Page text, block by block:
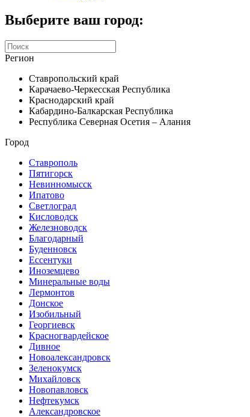
Выберите ваш город:
Регион
Ставропольский край
Карачаево-Черкесская Республика
Краснодарский край
Кабардино-Балкарская Республика
Республика Северная Осетия – Алания
Город
Ставрополь
Пятигорск
Невинномысск
Ипатово
Светлоград
Кисловодск
Железноводск
Благодарный
Буденновск
Ессентуки
Иноземцево
Минеральные воды
Лермонтов
Донское
Изобильный
Георгиевск
Красногвардейское
Дивное
Новоалександровск
Зеленокумск
Михайловск
Новопавловск
Нефтекумск
Александровское